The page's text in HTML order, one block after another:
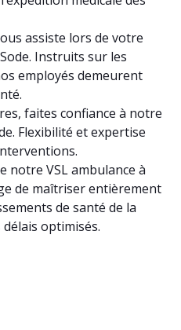
assiste lors de votre
Instruits sur les
employés demeurent
faites confiance à notre
Flexibilité et expertise
notre VSL ambulance à
de maîtriser entièrement
de santé de la
optimisés.